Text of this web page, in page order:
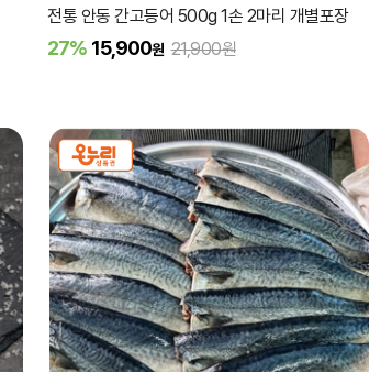
전통 안동 간고등어 500g 1손 2마리 개별포장
27% 15,900원 21,900원